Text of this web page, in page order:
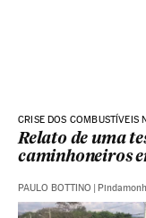
CRISE DOS COMBUSTÍVEIS
Relato de uma
caminhoneiros
PAULO BOTTINO